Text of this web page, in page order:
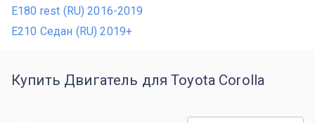
E180 rest (RU) 2016-2019
E210 Седан (RU) 2019+
Купить Двигатель для Toyota Corolla